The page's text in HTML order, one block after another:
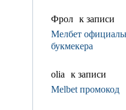
Фрол к записи
Мелбет
букмекера
olia
к записи
Melbet промокод